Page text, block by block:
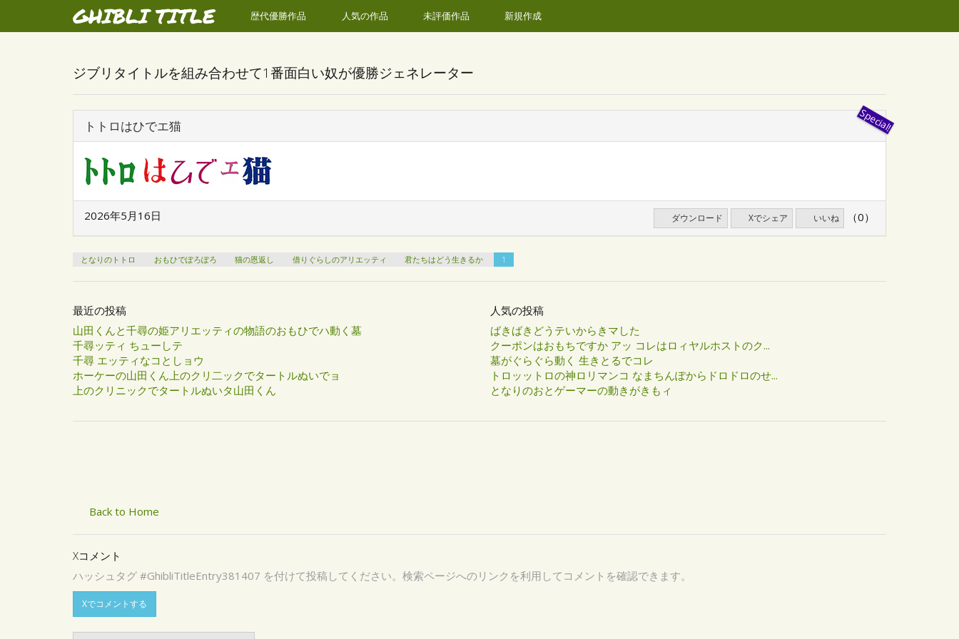
GHIBLI TITLE 歴代優勝作品 人気の作品 未評価作品 新規作成
ジブリタイトルを組み合わせて1番面白い奴が優勝ジェネレーター
トトロはひでエ猫
2026年5月16日 ダウンロード Xでシェア いいね （0）
となりのトトロ おもひでぽろぽろ 猫の恩返し 借りぐらしのアリエッティ 君たちはどう生きるか 1
最近の投稿
山田くんと千尋の姫アリエッティの物語のおもひでハ動く墓
千尋ッティ ちューしテ
千尋 エッティなコとしョウ
ホーケーの山田くん上のクリ二ックでタートルぬいでョ
上のクリニックでタートルぬいタ山田くん
人気の投稿
ばきばきどうテいからきマした
クーポンはおもちですか アッ コレはロィヤルホストのク...
墓がぐらぐら動く 生きとるでコレ
トロッットロの神ロリマンコ なまちんぽからドロドロのせ...
となりのおとゲーマーの動きがきもィ
Back to Home
Xコメント
ハッシュタグ #GhibliTitleEntry381407 を付けて投稿してください。検索ページへのリンクを利用してコメントを確認できます。
Xでコメントする